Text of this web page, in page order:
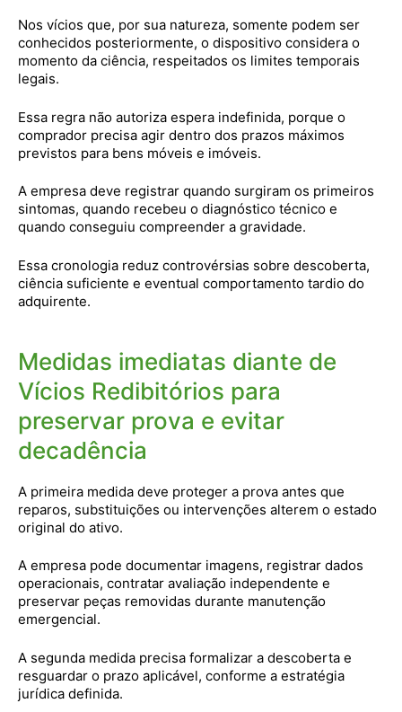
Nos vícios que, por sua natureza, somente podem ser
conhecidos posteriormente, o dispositivo considera o
momento da ciência, respeitados os limites temporais
legais.
Essa regra não autoriza espera indefinida, porque o
comprador precisa agir dentro dos prazos máximos
previstos para bens móveis e imóveis.
A empresa deve registrar quando surgiram os primeiros
sintomas, quando recebeu o diagnóstico técnico e
quando conseguiu compreender a gravidade.
Essa cronologia reduz controvérsias sobre descoberta,
ciência suficiente e eventual comportamento tardio do
adquirente.
Medidas imediatas diante de
Vícios Redibitórios para
preservar prova e evitar
decadência
A primeira medida deve proteger a prova antes que
reparos, substituições ou intervenções alterem o estado
original do ativo.
A empresa pode documentar imagens, registrar dados
operacionais, contratar avaliação independente e
preservar peças removidas durante manutenção
emergencial.
A segunda medida precisa formalizar a descoberta e
resguardar o prazo aplicável, conforme a estratégia
jurídica definida.